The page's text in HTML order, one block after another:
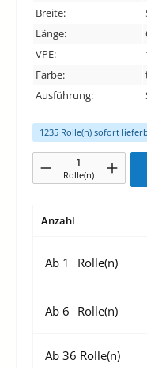
Breite:
Länge:
VPE:
Farbe:
Ausführung:
1235 Rolle(n) sofort
Produkt Anzahl: Gib den
Rolle(n)
Anzahl
Ab 1 Rolle(n)
Ab 6 Rolle(n)
Ab 36 Rolle(n)